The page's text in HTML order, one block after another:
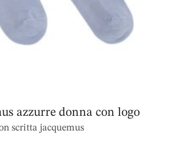
azzurre donna con logo
scritta jacquemus